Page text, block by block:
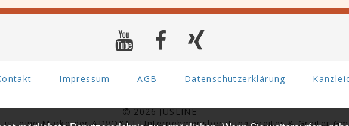
Impressum AGB Datenschutzerklärung
2026 JUSLINE
ist eine Marke der ADVOKAT Unternehmensberatung Greiter & Greiter